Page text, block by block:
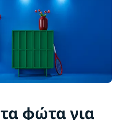
φώτα για